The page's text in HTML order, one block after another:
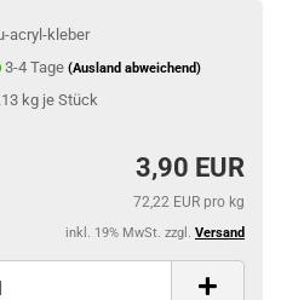
acryl-kleber
3-4 Tage (Ausland abweichend)
kg je Stück
3,90 EUR
72,22 EUR pro kg
inkl. 19% MwSt. zzgl. Versand